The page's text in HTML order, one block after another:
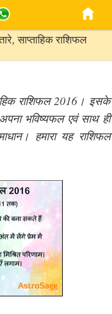
साप्ताहिक राशिफल
राशिफल 2016। इसके
भविष्यफल एवं साथ ही
हमारा यह राशिफल